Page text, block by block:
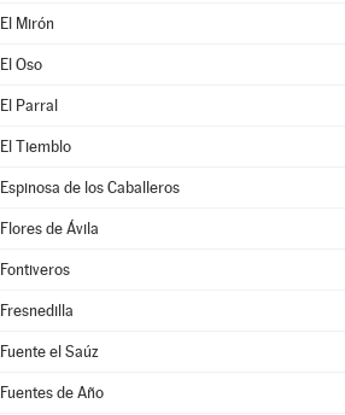
El Mirón
El Oso
El Parral
El Tiemblo
Espinosa de los Caballeros
Flores de Ávila
Fontiveros
Fresnedilla
Fuente el Saúz
Fuentes de Año